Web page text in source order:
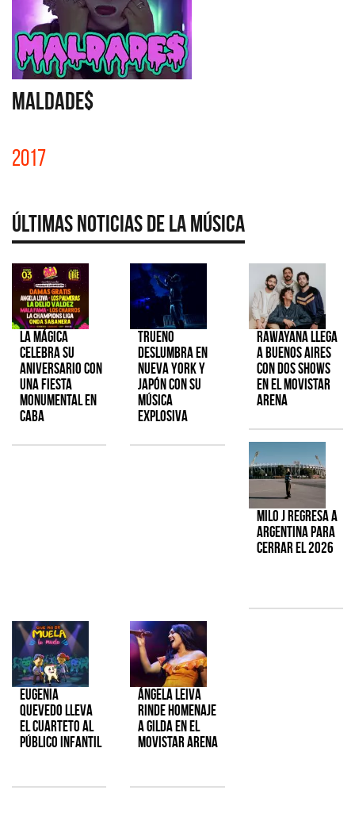
MALDADE$
2017
Últimas Noticias de la Música
La Mágica
celebra su
aniversario con
una fiesta
monumental en
CABA
TRUENO
deslumbra en
Nueva York y
Japón con su
música
explosiva
Rawayana llega
a Buenos Aires
con dos shows
en el Movistar
Arena
Milo J regresa a
Argentina para
cerrar el 2026
Eugenia
Quevedo lleva
el cuarteto al
público infantil
Ángela Leiva
rinde homenaje
a Gilda en el
Movistar Arena